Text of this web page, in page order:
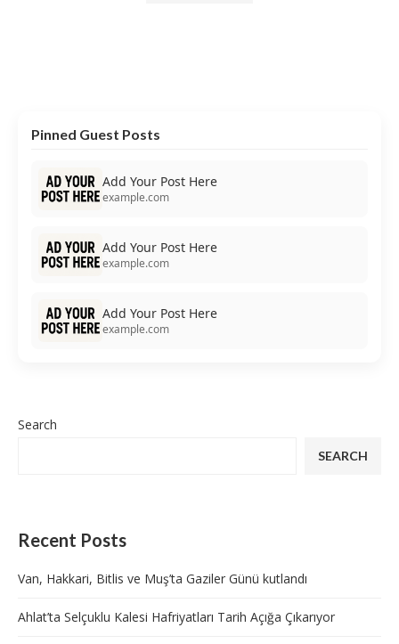
Pinned Guest Posts
Add Your Post Here
example.com
Add Your Post Here
example.com
Add Your Post Here
example.com
Search
SEARCH
Recent Posts
Van, Hakkari, Bitlis ve Muş’ta Gaziler Günü kutlandı
Ahlat’ta Selçuklu Kalesi Hafriyatları Tarih Açığa Çıkarıyor